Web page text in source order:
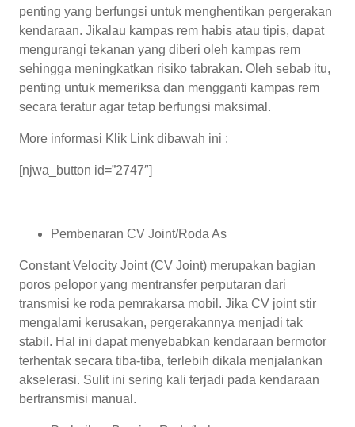
penting yang berfungsi untuk menghentikan pergerakan
kendaraan. Jikalau kampas rem habis atau tipis, dapat
mengurangi tekanan yang diberi oleh kampas rem
sehingga meningkatkan risiko tabrakan. Oleh sebab itu,
penting untuk memeriksa dan mengganti kampas rem
secara teratur agar tetap berfungsi maksimal.
More informasi Klik Link dibawah ini :
[njwa_button id=”2747″]
Pembenaran CV Joint/Roda As
Constant Velocity Joint (CV Joint) merupakan bagian
poros pelopor yang mentransfer perputaran dari
transmisi ke roda pemrakarsa mobil. Jika CV joint stir
mengalami kerusakan, pergerakannya menjadi tak
stabil. Hal ini dapat menyebabkan kendaraan bermotor
terhentak secara tiba-tiba, terlebih dikala menjalankan
akselerasi. Sulit ini sering kali terjadi pada kendaraan
bertransmisi manual.